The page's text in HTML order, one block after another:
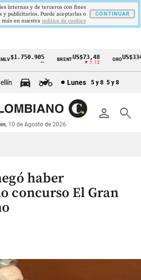
$1.750.905 BRENTUS$73,48
▼ 1.12
ORO
Lunes 5 y 8 5 y 8
person search
, 10 de Agosto de 2026
haber
concurso El Gran
internas y de terceros con fines
y publicitarios. Puede aceptarlas o
más en nuestra politica de cookies
CONTINUAR